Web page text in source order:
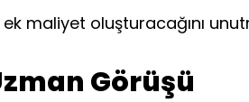
maliyet oluşturacağını
Görüşü